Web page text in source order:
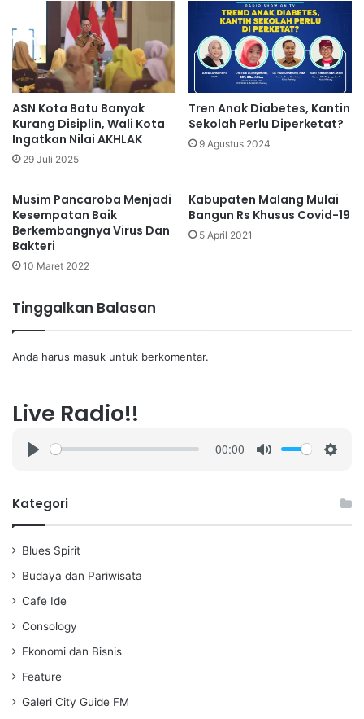
ASN Kota Batu Banyak
Kurang Disiplin, Wali Kota
Ingatkan Nilai AKHLAK
29 Juli 2025
Tren Anak Diabetes, Kantin
Sekolah Perlu Diperketat?
9 Agustus 2024
Musim Pancaroba Menjadi
Kesempatan Baik
Berkembangnya Virus Dan
Bakteri
10 Maret 2022
Kabupaten Malang Mulai
Bangun Rs Khusus Covid-19
5 April 2021
Tinggalkan Balasan
Anda harus masuk untuk berkomentar.
Live Radio!!
a
00:00
Kategori
Blues Spirit
Budaya dan Pariwisata
Cafe Ide
Consology
Ekonomi dan Bisnis
Feature
Galeri City Guide FM